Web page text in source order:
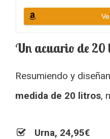
Un acuario de
Resumiendo y
medida de 20 litros,
Urna, 24,95€